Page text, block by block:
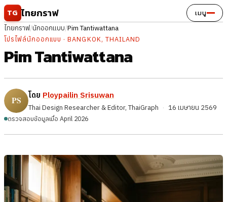
ข้ามไปยังเนื้อหา
TG ไทยกราฟ เมนู
ไทยกราฟ/นักออกแบบ/Pim Tantiwattana
โปรไฟล์นักออกแบบ · BANGKOK, THAILAND
Pim Tantiwattana
โดย Ploypailin Srisuwan
Thai Design Researcher & Editor, ThaiGraph · 16 เมษายน 2569
ตรวจสอบข้อมูลเมื่อ April 2026